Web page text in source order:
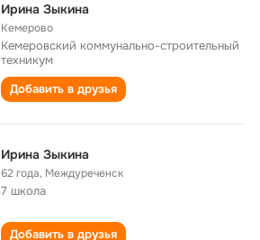
Ирина Зыкина
Кемерово
Кемеровский коммунально-строительный
техникум
Добавить в друзья
Ирина Зыкина
62 года, Междуреченск
7 школа
Добавить в друзья